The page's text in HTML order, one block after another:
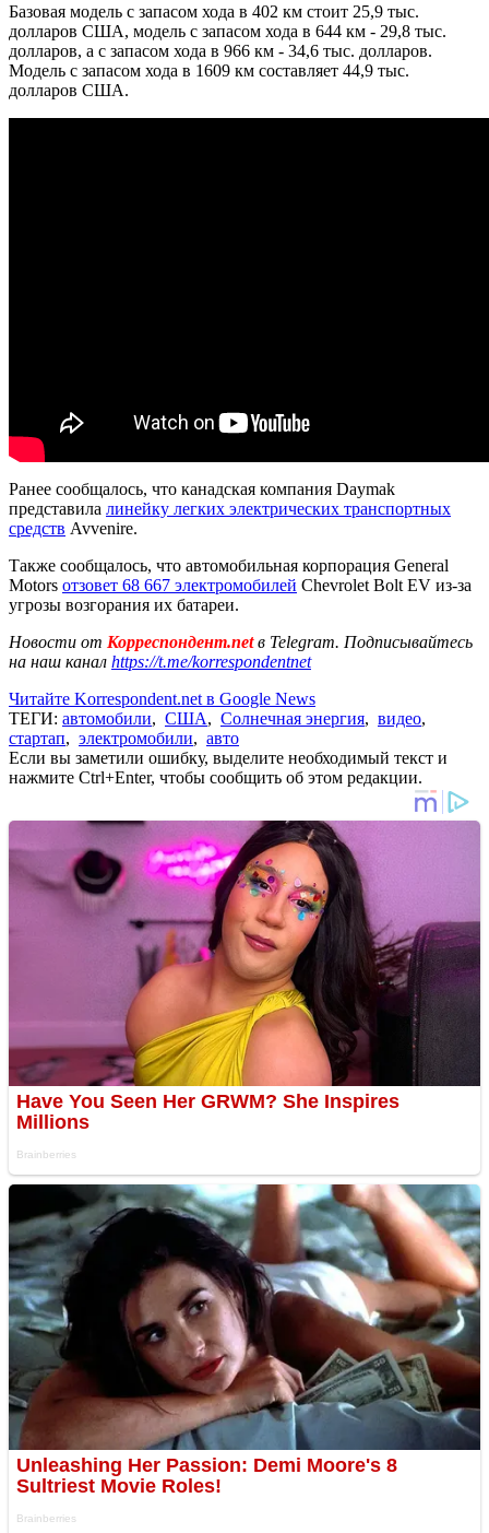
Базовая модель с запасом хода в 402 км стоит 25,9 тыс.
долларов США, модель с запасом хода в 644 км - 29,8 тыс.
долларов, а с запасом хода в 966 км - 34,6 тыс. долларов.
Модель с запасом хода в 1609 км составляет 44,9 тыс.
долларов США.
Ранее сообщалось, что канадская компания Daymak
представила линейку легких электрических транспортных
средств Avvenire.
Также сообщалось, что автомобильная корпорация General
Motors отзовет 68 667 электромобилей Chevrolet Bolt EV из-за
угрозы возгорания их батареи.
Новости от Корреспондент.netв Telegram. Подписывайтесь
на наш канал https://t.me/korrespondentnet
Читайте Korrespondent.net в Google News
ТЕГИ: автомобили, США, Солнечная энергия, видео,
стартап, электромобили, авто
Если вы заметили ошибку, выделите необходимый текст и
нажмите Ctrl+Enter, чтобы сообщить об этом редакции.